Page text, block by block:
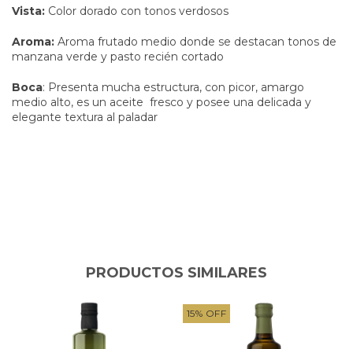
Vista: Color dorado con tonos verdosos
Aroma: Aroma frutado medio donde se destacan tonos de
manzana verde y pasto recién cortado
Boca: Presenta mucha estructura, con picor, amargo
medio alto, es un aceite fresco y posee una delicada y
elegante textura al paladar
PRODUCTOS SIMILARES
15% OFF